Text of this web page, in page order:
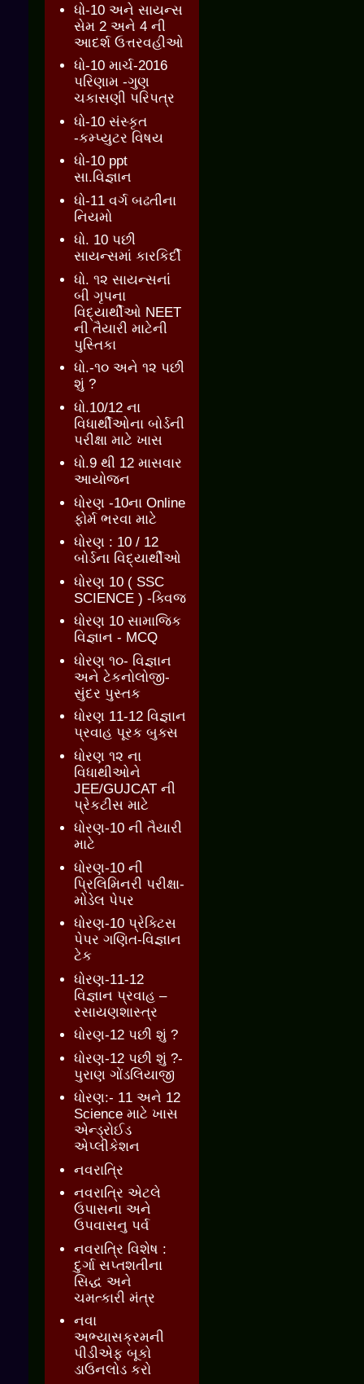
ધો-10 અને સાયન્સ
સેમ 2 અને 4 ની
આદર્શ ઉત્તરવહીઓ
ધો-10 માર્ચ-2016
પરિણામ -ગુણ
ચકાસણી પરિપત્ર
ધો-10 સંસ્કૃત
-કમ્પ્યુટર વિષય
ધો-10 ppt
સા.વિજ્ઞાન
ધો-11 વર્ગ બઢતીના
નિયમો
ધો. 10 પછી
સાયન્સમાં કારકિર્દી
ધો. ૧૨ સાયન્સનાં
બી ગૃપના
વિદ્યાર્થીઓ NEET
ની તૈયારી માટેની
પુસ્તિકા
ધો.-૧૦ અને ૧૨ પછી
શું ?
ધો.10/12 ના
વિધાર્થીઓના બોર્ડની
પરીક્ષા માટે ખાસ
ધો.9 થી 12 માસવાર
આયોજન
ધોરણ -10ના Online
ફોર્મ ભરવા માટે
ધોરણ : 10 / 12
બોર્ડના વિદ્યાર્થીઓ
ધોરણ 10 ( SSC
SCIENCE ) -ક્વિજ
ધોરણ 10 સામાજિક
વિજ્ઞાન - MCQ
ધોરણ ૧૦- વિજ્ઞાન
અને ટેકનોલોજી-
સુંદર પુસ્તક
ધોરણ 11-12 વિજ્ઞાન
પ્રવાહ પૂરક બુક્સ
ધોરણ ૧૨ ના
વિધાથીઓને
JEE/GUJCAT ની
પ્રેકટીસ માટે
ધોરણ-10 ની તૈયારી
માટે
ધોરણ-10 ની
પ્રિલિમિનરી પરીક્ષા-
મોડેલ પેપર
ધોરણ-10 પ્રેક્ટિસ
પેપર ગણિત-વિજ્ઞાન
ટેક
ધોરણ-11-12
વિજ્ઞાન પ્રવાહ –
રસાયણશાસ્ત્ર
ધોરણ-12 પછી શું ?
ધોરણ-12 પછી શું ?-
પુરાણ ગોંડલિયાજી
ધોરણ:- 11 અને 12
Science માટે ખાસ
એન્ડ્રોઈડ
એપ્લીકેશન
નવરાત્રિ
નવરાત્રિ એટલે
ઉપાસના અને
ઉપવાસનુ પર્વ
નવરાત્રિ વિશેષ :
દુર્ગા સપ્તશતીના
સિદ્ધ અને
ચમત્કારી મંત્ર
નવા
અભ્યાસક્રમની
પીડીએફ બૂકો
ડાઉનલોડ કરો